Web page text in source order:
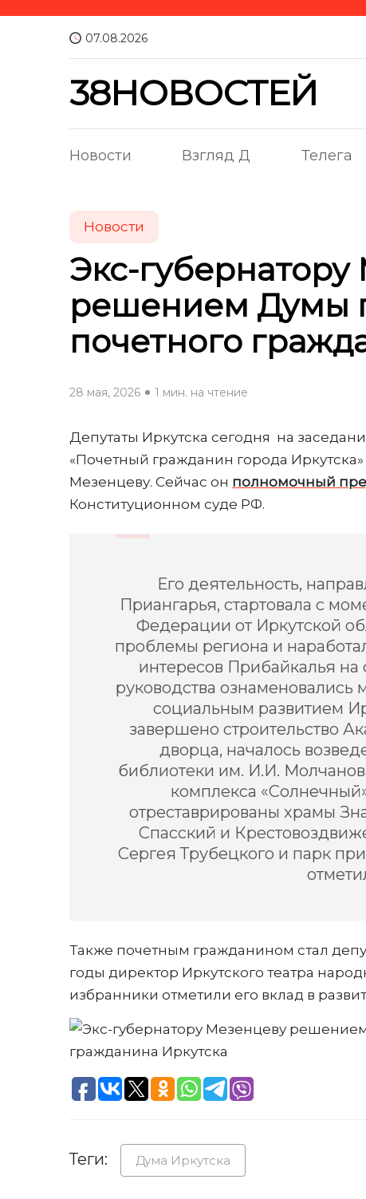
07.08.2026
38НОВОСТЕЙ
Новости Взгляд Д Телега
Новости
Экс-
решением Думы
почетного
28 мая, 2026 1 мин. на чтение
Депутаты Иркутска сегодня на
«Почетный гражданин города
Мезенцеву. Сейчас он полномочный
Конституционном суде РФ.
Его деятельность,
Приангарья, стартовала с
Федерации от Иркутской
проблемы региона и
интересов Прибайкалья
руководства
социальным развитием
завершено строительство
дворца, началось
библиотеки им. И.И.
комплекса
отреставрированы храмы
Спасский и
Сергея Трубецкого и парк
Также почетным гражданином стал
годы директор Иркутского театра
избранники отметили его вклад в
Теги: Дума Иркутска